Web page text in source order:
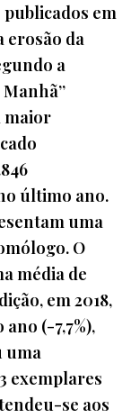
em
erosão da
a
maior
último ano.
uma
O
média de
em 2018,
(-7,7%),
uma
exemplares
se aos